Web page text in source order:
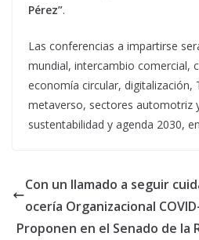
Pérez”.
Las conferencias a impartirse
mundial, intercambio comercial,
economía circular, digitalización,
metaverso, sectores automotriz
sustentabilidad y agenda 2030,
Con un llamado a seguir
ocería Organizacional
Proponen en el Senado de la